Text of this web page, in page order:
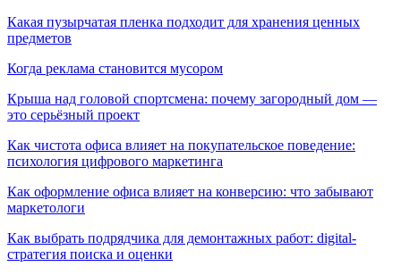
Какая пузырчатая пленка подходит для хранения ценных
предметов
Когда реклама становится мусором
Крыша над головой спортсмена: почему загородный дом —
это серьёзный проект
Как чистота офиса влияет на покупательское поведение:
психология цифрового маркетинга
Как оформление офиса влияет на конверсию: что забывают
маркетологи
Как выбрать подрядчика для демонтажных работ: digital-
стратегия поиска и оценки